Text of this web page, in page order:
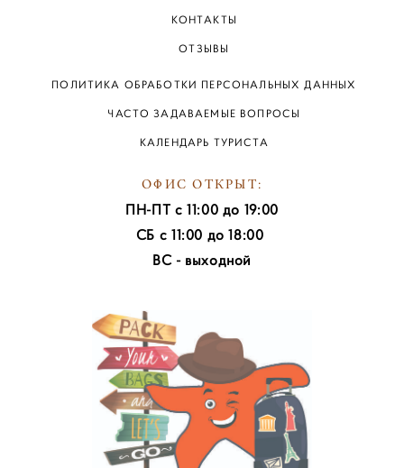
КОНTАКTЫ
ОTЗЫВЫ
ПОЛИТИКА ОБРАБОТКИ ПЕРСОНАЛЬНЫХ ДАННЫХ
ЧАСТО ЗАДАВАЕМЫЕ ВОПРОСЫ
КАЛЕНДАРЬ ТУРИСТА
ОФИС ОТКРЫТ:
ПН-ПТ с 11:00 до 19:00
СБ с 11:00 до 18:00
ВС - выходной